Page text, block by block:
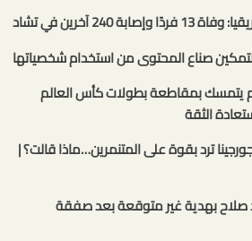
240 آخرين في تشاد
صناع المحتوى من استخدام شخصياتها
يتمسك بمقاطعة بطولات كأس العالم
الثقة
ترد بقوة على المتنمرين…ماذا قالت؟ |
بهدية غير متوقعة بعد صفقة